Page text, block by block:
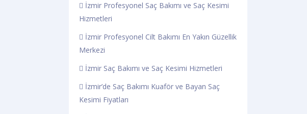
İzmir Profesyonel Saç Bakımı ve Saç Kesimi
Hizmetleri
İzmir Profesyonel Cilt Bakımı En Yakın Güzellik
Merkezi
İzmir Saç Bakımı ve Saç Kesimi Hizmetleri
İzmir’de Saç Bakımı Kuaför ve Bayan Saç
Kesimi Fiyatları